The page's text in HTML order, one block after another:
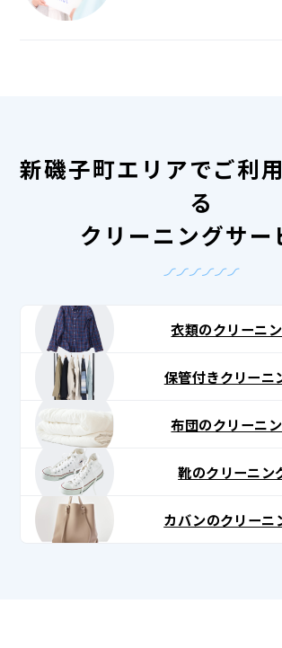
新磯子町エリアでご利
る
クリーニングサー
衣類のクリーニ
保管付きクリーニ
布団のクリーニ
靴のクリーニン
カバンのクリーニ